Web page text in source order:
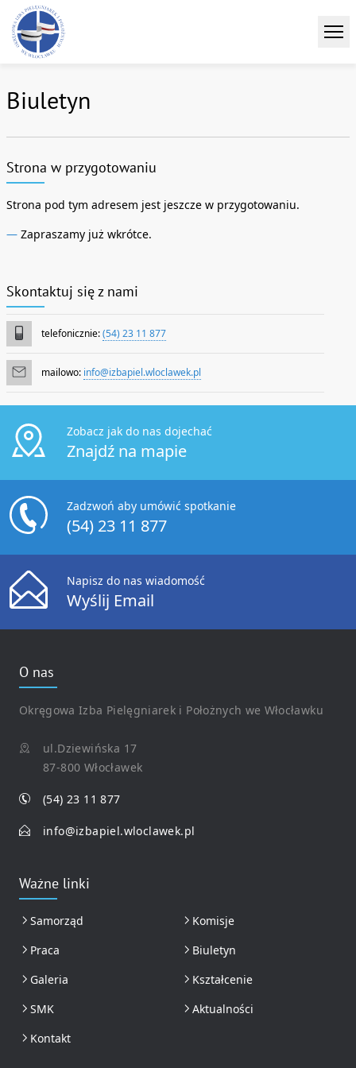
Biuletyn
Strona w przygotowaniu
Strona pod tym adresem jest jeszcze w przygotowaniu.
— Zapraszamy już wkrótce.
Skontaktuj się z nami
telefonicznie:(54) 23 11 877
mailowo: info@izbapiel.wloclawek.pl
Zobacz jak do nas dojechać
Znajdź na mapie
Zadzwoń aby umówić spotkanie
(54) 23 11 877
Napisz do nas wiadomość
Wyślij Email
O nas
Okręgowa Izba Pielęgniarek i Położnych we Włocławku
ul.Dziewińska 17
87-800 Włocławek
(54) 23 11 877
info@izbapiel.wloclawek.pl
Ważne linki
Samorząd
Komisje
Praca
Biuletyn
Galeria
Kształcenie
SMK
Aktualności
Kontakt